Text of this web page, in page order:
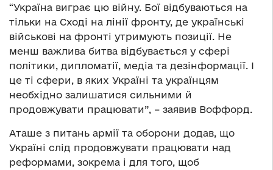
“Україна виграє цю війну. Бої відбуваються на
тільки на Сході на лінії фронту, де українські
військові на фронті утримують позиції. Не
менш важлива битва відбувається у сфері
політики, дипломатії, медіа та дезінформації. І
це ті сфери, в яких Україні та українцям
необхідно залишатися сильними й
продовжувати працювати”, – заявив Воффорд.
Аташе з питань армії та оборони додав, що
Україні слід продовжувати працювати над
реформами, зокрема і для того, щоб